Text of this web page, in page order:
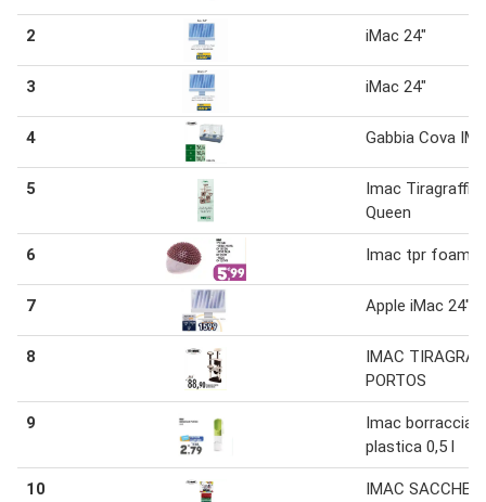
2 iMac 24"
3 iMac 24"
4 Gabbia Cova
5
Imac Tiragraffi
Queen
6 Imac tpr foam
7 Apple iMac 24"
8
IMAC
PORTOS
9
Imac borraccia
plastica 0,5 l
10
IMAC